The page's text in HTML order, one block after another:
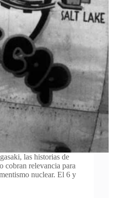
las historias de
cobran relevancia para
nuclear. El 6 y